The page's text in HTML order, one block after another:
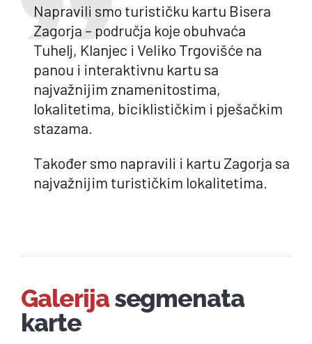
Napravili smo turističku kartu Bisera
Zagorja – područja koje obuhvaća
Tuhelj, Klanjec i Veliko Trgovišće na
panou i interaktivnu kartu sa
najvažnijim znamenitostima,
lokalitetima, biciklističkim i pješačkim
stazama.
Također smo napravili i kartu Zagorja sa
najvažnijim turističkim lokalitetima.
Galerijasegmenata
karte